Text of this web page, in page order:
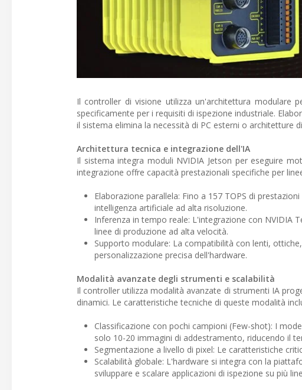
Il controller di visione utilizza un'architettura modulare
specificamente per i requisiti di ispezione industriale.
il sistema elimina la necessità di PC esterni o architetture
Architettura tecnica e integrazione dell'IA
Il sistema integra moduli NVIDIA Jetson per eseguire
integrazione offre capacità prestazionali specifiche per
Elaborazione parallela: Fino a 157 TOPS di
intelligenza artificiale ad alta risoluzione.
Inferenza in tempo reale: L'integrazione con NVIDIA
linee di produzione ad alta velocità.
Supporto modulare: La compatibilità con lenti,
personalizzazione precisa dell'hardware.
Modalità avanzate degli strumenti e scalabilità
Il controller utilizza modalità avanzate di strumenti IA
dinamici. Le caratteristiche tecniche di queste modalità
Classificazione con pochi campioni (Few-shot): I
solo 10-20 immagini di addestramento, riducendo il
Segmentazione a livello di pixel: Le caratteristiche
Scalabilità globale: L'hardware si integra con la
sviluppare e scalare applicazioni di ispezione su più